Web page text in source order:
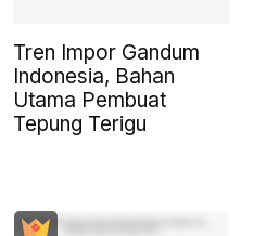
Tren Impor Gandum
Indonesia, Bahan
Utama Pembuat
Tepung Terigu